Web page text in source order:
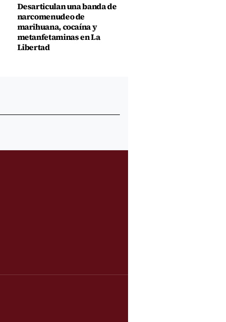
Desarticulan una banda de
narcomenudeo de
marihuana, cocaína y
metanfetaminas en La
Libertad